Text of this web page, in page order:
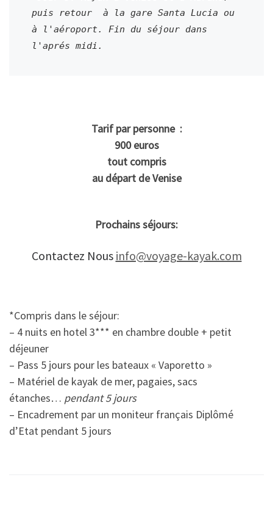
puis retour à la gare Santa Lucia ou
à l'aéroport. Fin du séjour dans
l'aprés midi.
Tarif par personne :
900 euros
tout compris
au départ de Venise
Prochains séjours:
Contactez Nous info@voyage-kayak.com
*Compris dans le séjour:
– 4 nuits en hotel 3*** en chambre double + petit
déjeuner
– Pass 5 jours pour les bateaux « Vaporetto »
– Matériel de kayak de mer, pagaies, sacs
étanches… pendant 5 jours
– Encadrement par un moniteur français Diplômé
d’Etat pendant 5 jours